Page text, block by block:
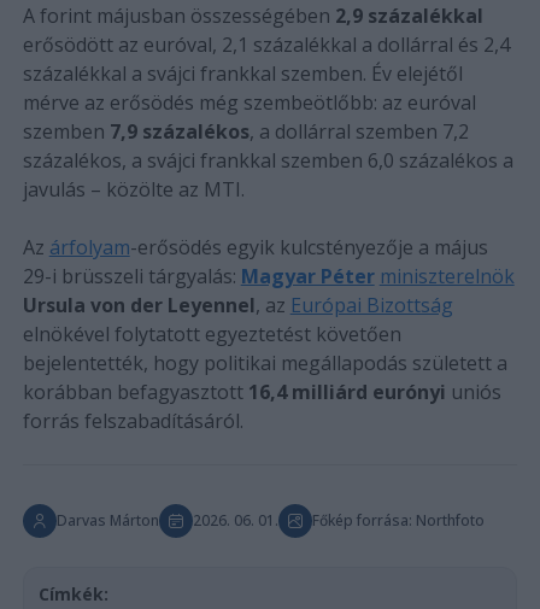
A forint májusban összességében 2,9 százalékkal
erősödött az euróval, 2,1 százalékkal a dollárral és 2,4
százalékkal a svájci frankkal szemben. Év elejétől
mérve az erősödés még szembeötlőbb: az euróval
szemben 7,9 százalékos, a dollárral szemben 7,2
százalékos, a svájci frankkal szemben 6,0 százalékos a
javulás – közölte az MTI.
Az árfolyam-erősödés egyik kulcstényezője a május
29-i brüsszeli tárgyalás: Magyar Péter miniszterelnök
Ursula von der Leyennel, az Európai Bizottság
elnökével folytatott egyeztetést követően
bejelentették, hogy politikai megállapodás született a
korábban befagyasztott 16,4 milliárd eurónyi uniós
forrás felszabadításáról.
Darvas Márton 2026. 06. 01. Főkép forrása: Northfoto
Címkék: